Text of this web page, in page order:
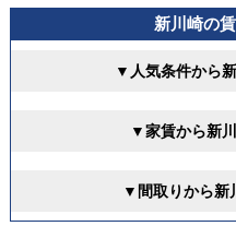
新川崎の
▼人気条件から
▼家賃から新
▼間取りから新